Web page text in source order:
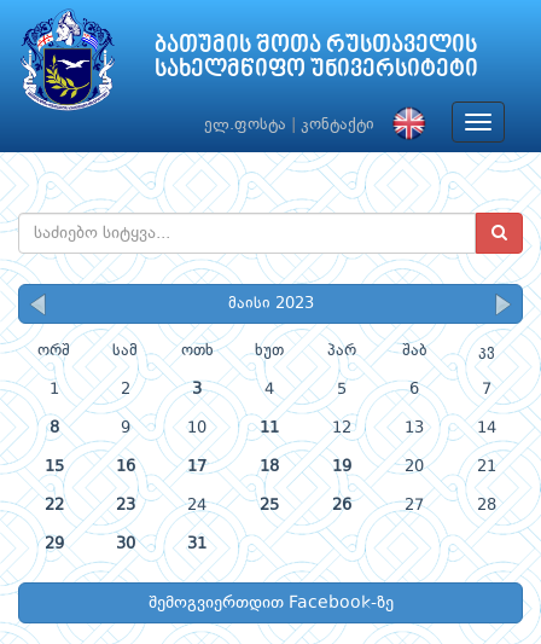
ბათუმის შოთა რუსთაველის
სახელმწიფო უნივერსიტეტი
ელ.ფოსტა კონტაქტი
Toggle
მაისი 2023
ორშ სამ ოთხ ხუთ პარ შაბ კვ
1 2 3 4 5 6 7
8 9 10 11 12 13 14
15 16 17 18 19 20 21
22 23 24 25 26 27 28
29 30 31
შემოგვიერთდით Facebook-ზე